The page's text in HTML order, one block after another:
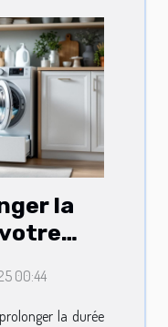
la
00:44
la durée